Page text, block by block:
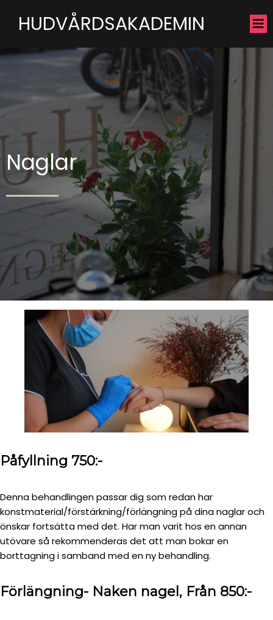
HUDVÅRDSAKADEMIN
Naglar
Påfyllning 750:-
Denna behandlingen passar dig som redan har
konstmaterial/förstärkning/förlängning på dina naglar och
önskar fortsätta med det. Har man varit hos en annan
utövare så rekommenderas det att man bokar en
borttagning i samband med en ny behandling.
Förlängning- Naken nagel, Från 850:-